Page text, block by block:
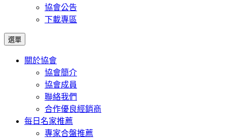
協會公告
下載專區
選單
關於協會
協會簡介
協會成員
聯絡我們
合作優良經銷商
每日名家推薦
專家合盤推薦